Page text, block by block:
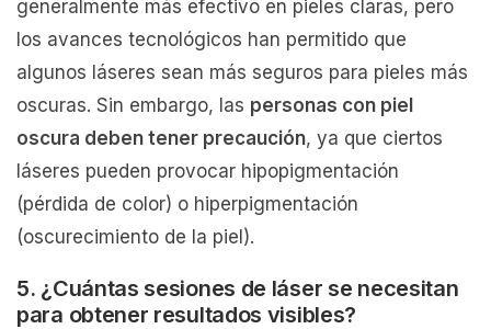
generalmente más efectivo en pieles claras, pero
los avances tecnológicos han permitido que
algunos láseres sean más seguros para pieles más
oscuras. Sin embargo, las personas con piel
oscura deben tener precaución, ya que ciertos
láseres pueden provocar hipopigmentación
(pérdida de color) o hiperpigmentación
(oscurecimiento de la piel).
5. ¿Cuántas sesiones de láser se necesitan
para obtener resultados visibles?